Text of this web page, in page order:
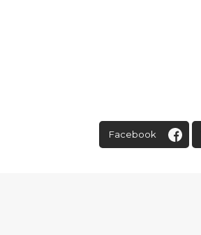
Facebook